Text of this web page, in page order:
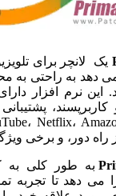
یک لانچر برای
دهد به راحتی به
این نرم افزار
راه دور، و برخی
به طور کلی به
می دهد تا تجربه